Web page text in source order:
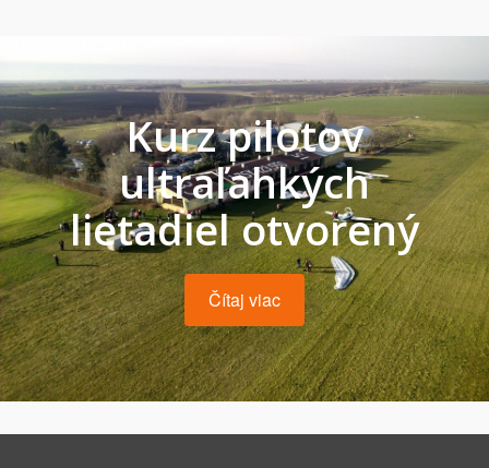
Kurz pilotov
ultraľahkých
lietadiel otvorený
Čítaj viac